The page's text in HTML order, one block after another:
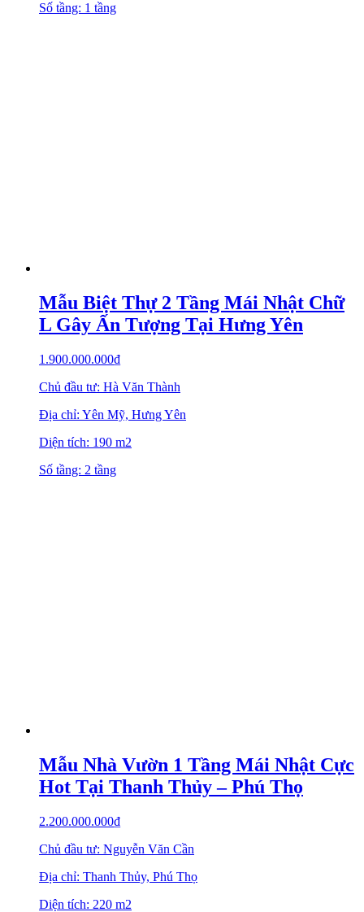
Số tầng: 1 tầng
Mẫu Biệt Thự 2 Tầng Mái Nhật Chữ
L Gây Ấn Tượng Tại Hưng Yên
1.900.000.000₫
Chủ đầu tư: Hà Văn Thành
Địa chỉ: Yên Mỹ, Hưng Yên
Diện tích: 190 m2
Số tầng: 2 tầng
Mẫu Nhà Vườn 1 Tầng Mái Nhật Cực
Hot Tại Thanh Thủy – Phú Thọ
2.200.000.000₫
Chủ đầu tư: Nguyễn Văn Cần
Địa chỉ: Thanh Thủy, Phú Thọ
Diện tích: 220 m2